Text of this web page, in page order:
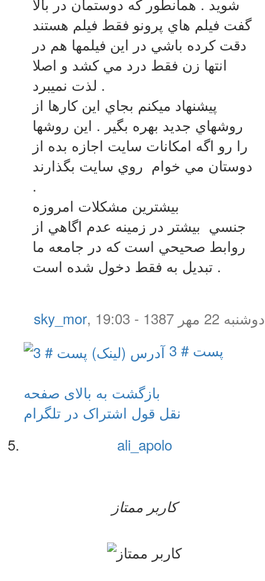
گفت فيلم هاي پرونو فقط فيلم هستند
دقت کرده باشي در اين فيلمها هم در
انتها زن فقط درد مي کشد و اصلا
لذت نميبرد .
پيشنهاد ميکنم بجاي اين کارها از
روشهاي جديد بهره بگير . اين روشها
را رو اگه امکانات سايت اجازه بده از
دوستان مي خوام روي سايت بگذارند
.
بيشترين مشکلات امروزه
جنسي بيشتر در زمينه عدم اگاهي از
روابط صحيحي است که در جامعه ما
تبديل به فقط دخول شده است .
sky_mor,
دوشنبه 22 مهر 1387 - 19:03
پست # 3
بازگشت به بالای صفحه
نقل قول اشتراک در تلگرام
ali_apolo
کاربر ممتاز